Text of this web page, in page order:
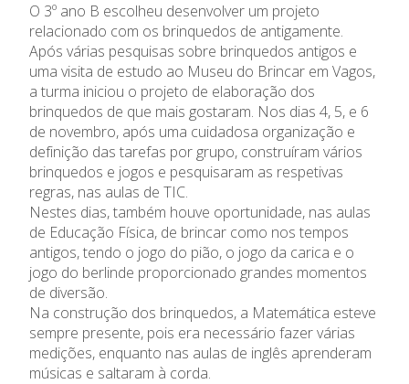
Instalações
Ofertas de emprego
Regulamentos
Jornal “O Coreto”
Privacidade
Oferta Formativa
Atividades de Interrupção
Letiva
Academia de LínguasEnsino Profissional
Curso de Técnico/a de Apoio
à Família e à Comunidade
Ofertas de Emprego
Ano Letivo
SIGE
Secretariado de Exames
Admissão
Informações
APEE
Notícias
O 3º ano B escolheu desenvolver um projeto
relacionado com os brinquedos de antigamente.
Após várias pesquisas sobre brinquedos antigos e
uma visita de estudo ao Museu do Brincar em Vagos,
a turma iniciou o projeto de elaboração dos
brinquedos de que mais gostaram. Nos dias 4, 5, e 6
de novembro, após uma cuidadosa organização e
definição das tarefas por grupo, construíram vários
brinquedos e jogos e pesquisaram as respetivas
regras, nas aulas de TIC.
Nestes dias, também houve oportunidade, nas aulas
de Educação Física, de brincar como nos tempos
antigos, tendo o jogo do pião, o jogo da carica e o
jogo do berlinde proporcionado grandes momentos
de diversão.
Na construção dos brinquedos, a Matemática esteve
sempre presente, pois era necessário fazer várias
medições, enquanto nas aulas de inglês aprenderam
músicas e saltaram à corda.